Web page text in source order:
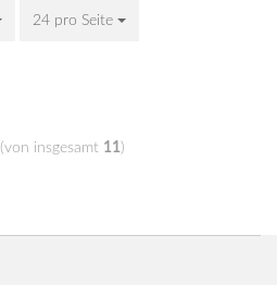
24 pro Seite
(von insgesamt 11)